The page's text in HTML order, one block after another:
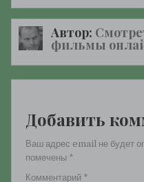
записям
Автор:
фильмы
Добавить
Ваш адрес email не будет
помечены *
Комментарий *